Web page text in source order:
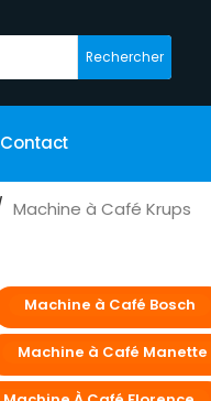
Rechercher
Contact
Machine à Café Krups
Machine à Café Bosch
Machine à Café Manette